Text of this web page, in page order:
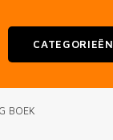
CATEGORIEËN
BOEK